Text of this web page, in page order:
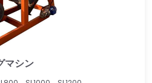
マシン